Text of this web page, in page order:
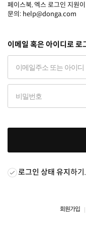
페이스북, 엑스 로그인 지원
문의: help@donga.com
이메일 혹은 아이디로 로
로그인 상태 유지하기
회원가입